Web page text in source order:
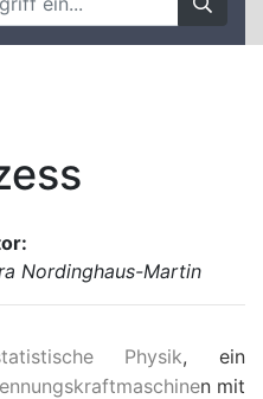
Nordinghaus-Martin
Physik, ein
n mit